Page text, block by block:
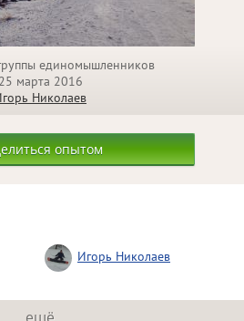
единомышленников
25 марта 2016
Николаев
опытом
Игорь Николаев